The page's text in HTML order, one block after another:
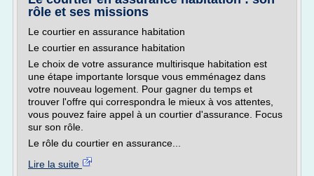
rôle et ses missions
Le courtier en assurance habitation
Le courtier en assurance habitation
Le choix de votre assurance multirisque habitation est
une étape importante lorsque vous emménagez dans
votre nouveau logement. Pour gagner du temps et
trouver l'offre qui correspondra le mieux à vos attentes,
vous pouvez faire appel à un courtier d'assurance. Focus
sur son rôle.
Le rôle du courtier en assurance...
Lire la suite